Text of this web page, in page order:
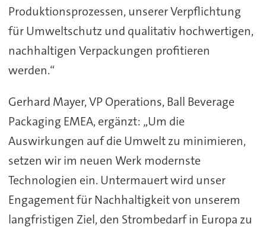
Produktionsprozessen, unserer Verpflichtung
für Umweltschutz und qualitativ hochwertigen,
nachhaltigen Verpackungen profitieren
werden.“
Gerhard Mayer, VP Operations, Ball Beverage
Packaging EMEA, ergänzt: „Um die
Auswirkungen auf die Umwelt zu minimieren,
setzen wir im neuen Werk modernste
Technologien ein. Untermauert wird unser
Engagement für Nachhaltigkeit von unserem
langfristigen Ziel, den Strombedarf in Europa zu